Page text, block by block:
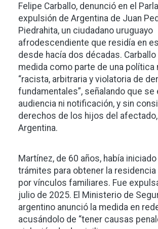
Felipe Carballo, denunció en el
expulsión de Argentina de Juan
Piedrahita, un ciudadano uruguayo
afrodescendiente que residía en
desde hacía dos décadas.
medida como parte de una política
“racista, arbitraria y violatoria de
fundamentales”, señalando que
audiencia ni notificación, y sin
derechos de los hijos del
Argentina.
Martínez, de 60 años, había
trámites para obtener la residencia
por vínculos familiares. Fue
julio de 2025. El Ministerio de
argentino anunció la medida en
acusándolo de “tener causas